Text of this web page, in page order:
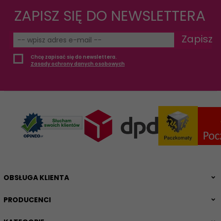
ZAPISZ SIĘ DO NEWSLETTERA
Zapisz
Chcę zapisać się do newslettera.
Zasady ochrony danych osobowych
OBSŁUGA KLIENTA
PRODUCENCI